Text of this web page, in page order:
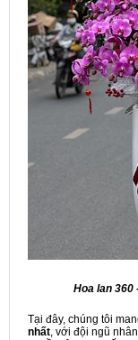
Hoa lan 360
Tại đây, chúng tôi
nhất, với đội ngũ